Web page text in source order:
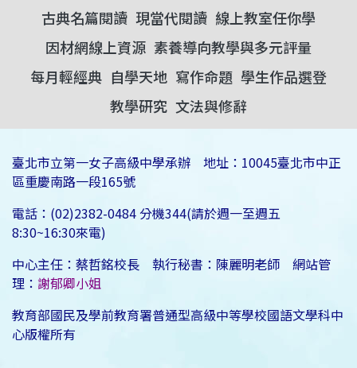
古典名篇閱讀 現當代閱讀 線上教室任你學
因材網線上資源 素養導向教學與多元評量
每月輕經典 自學天地 寫作命題 學生作品選登
教學研究 文法與修辭
臺北市立第一女子高級中學承辦 地址：10045臺北市中正
區重慶南路一段165號
電話：(02)2382-0484 分機344(請於週一至週五
8:30~16:30來電)
中心主任：蔡哲銘校長 執行秘書：陳麗明老師 網站管
理： 謝郁卿小姐
教育部國民及學前教育署普通型高級中等學校國語文學科中
心版權所有